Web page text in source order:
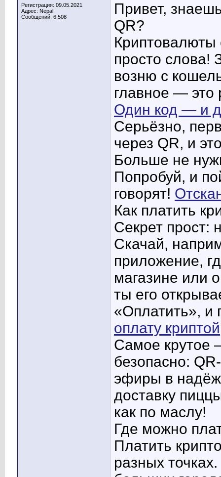
Регистрация: 09.05.2021
Адрес: Nepal
Сообщений: 6,508
Привет,
QR?
Криптовалюты
просто слова!
возню с
главное — это
Один код — и
Серьёзно,
через QR, и
Больше не
Попробуй, и
говорят!
Как платить
Секрет прост:
Скачай,
приложение,
магазине или
ты его
«Оплатить», и
оплату криптой
Самое крутое
безопасно:
эфиры в
доставку
как по маслу!
Где можно
Платить
разных